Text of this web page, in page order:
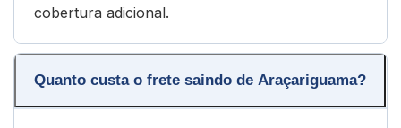
cobertura adicional.
Quanto custa o frete saindo de Araçariguama?